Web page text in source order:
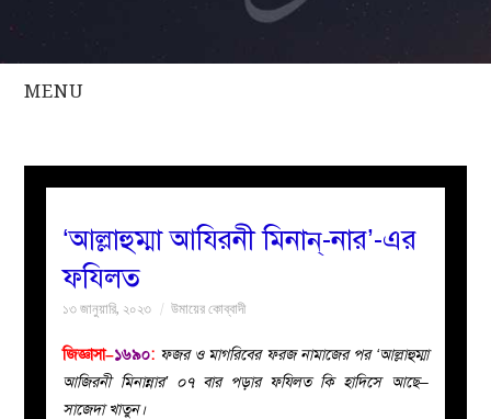
MENU
সকল
নারীদের
‘আল্লাহুম্মা আযিরনী মিনান্-নার’-এর
ফযিলত
১৩ জানুয়ারি, ২০২৩ উমায়ের কোব্বাদী
জিজ্ঞাসা–১৬৯০: ফজর ও মাগরিবের ফরজ নামাজের পর ‘আল্লাহুম্মা
আজিরনী মিনান্নার’ ০৭ বার পড়ার ফযিলত কি হাদিসে আছে–
সাজেদা খাতুন।